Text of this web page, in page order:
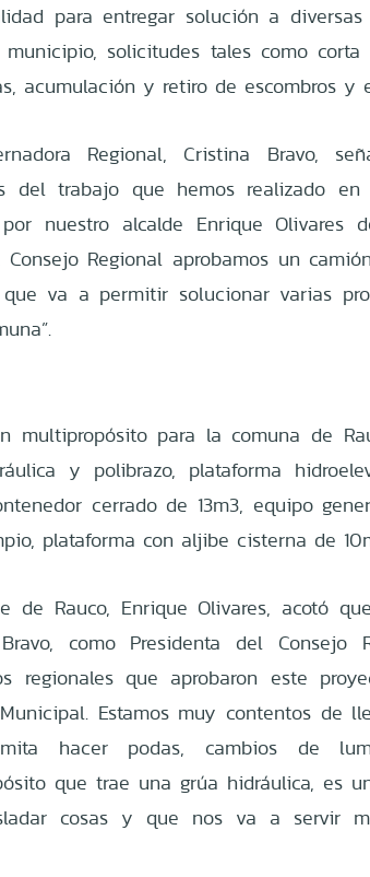
para entregar solución a
solicitudes tales como
acumulación y retiro de escombros y
Regional, Cristina Bravo,
del trabajo que hemos realizado
nuestro alcalde Enrique Olivares
Consejo Regional aprobamos un
va a permitir solucionar varias
multipropósito para la comuna de
y polibrazo, plataforma
cerrado de 13m3, equipo
plataforma con aljibe cisterna de
de Rauco, Enrique Olivares, acotó
como Presidenta del
regionales que aprobaron este
Estamos muy contentos de
hacer podas, cambios de
que trae una grúa hidráulica, es
cosas y que nos va a servir